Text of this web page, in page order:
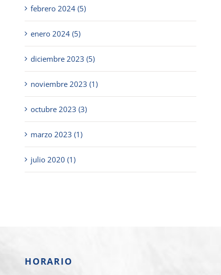
febrero 2024 (5)
enero 2024 (5)
diciembre 2023 (5)
noviembre 2023 (1)
octubre 2023 (3)
marzo 2023 (1)
julio 2020 (1)
HORARIO